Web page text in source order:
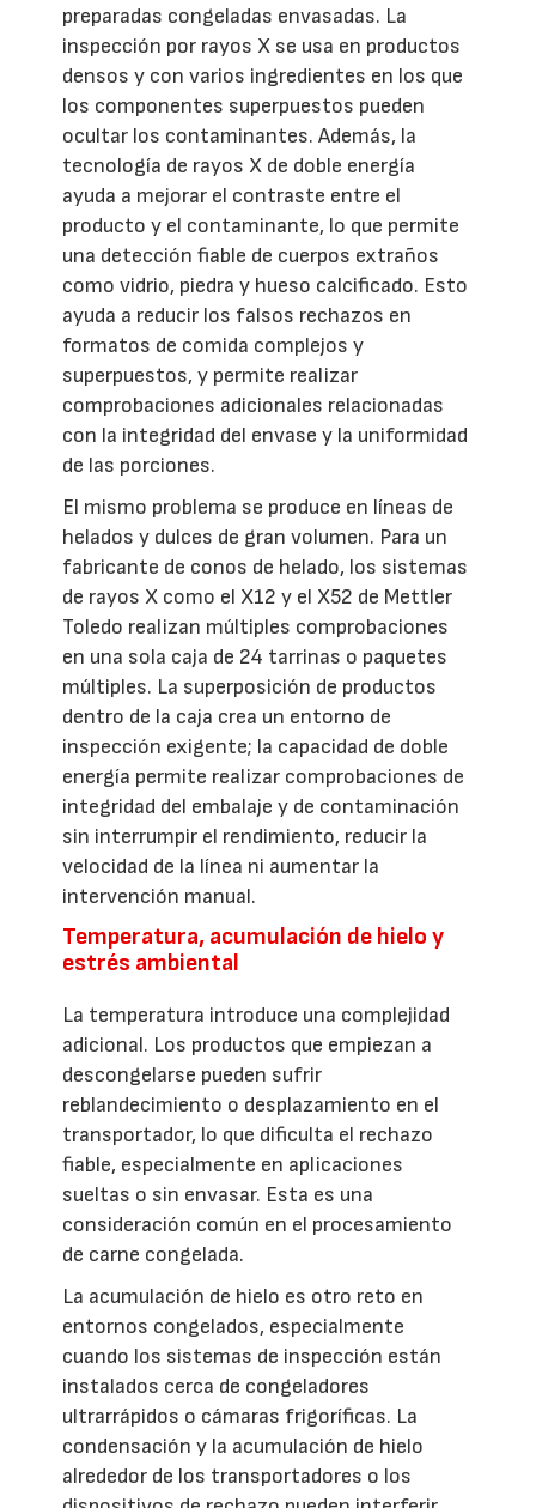
preparadas congeladas envasadas. La
inspección por rayos X se usa en productos
densos y con varios ingredientes en los que
los componentes superpuestos pueden
ocultar los contaminantes. Además, la
tecnología de rayos X de doble energía
ayuda a mejorar el contraste entre el
producto y el contaminante, lo que permite
una detección fiable de cuerpos extraños
como vidrio, piedra y hueso calcificado. Esto
ayuda a reducir los falsos rechazos en
formatos de comida complejos y
superpuestos, y permite realizar
comprobaciones adicionales relacionadas
con la integridad del envase y la uniformidad
de las porciones.
El mismo problema se produce en líneas de
helados y dulces de gran volumen. Para un
fabricante de conos de helado, los sistemas
de rayos X como el X12 y el X52 de Mettler
Toledo realizan múltiples comprobaciones
en una sola caja de 24 tarrinas o paquetes
múltiples. La superposición de productos
dentro de la caja crea un entorno de
inspección exigente; la capacidad de doble
energía permite realizar comprobaciones de
integridad del embalaje y de contaminación
sin interrumpir el rendimiento, reducir la
velocidad de la línea ni aumentar la
intervención manual.
Temperatura, acumulación de hielo y
estrés ambiental
La temperatura introduce una complejidad
adicional. Los productos que empiezan a
descongelarse pueden sufrir
reblandecimiento o desplazamiento en el
transportador, lo que dificulta el rechazo
fiable, especialmente en aplicaciones
sueltas o sin envasar. Esta es una
consideración común en el procesamiento
de carne congelada.
La acumulación de hielo es otro reto en
entornos congelados, especialmente
cuando los sistemas de inspección están
instalados cerca de congeladores
ultrarrápidos o cámaras frigoríficas. La
condensación y la acumulación de hielo
alrededor de los transportadores o los